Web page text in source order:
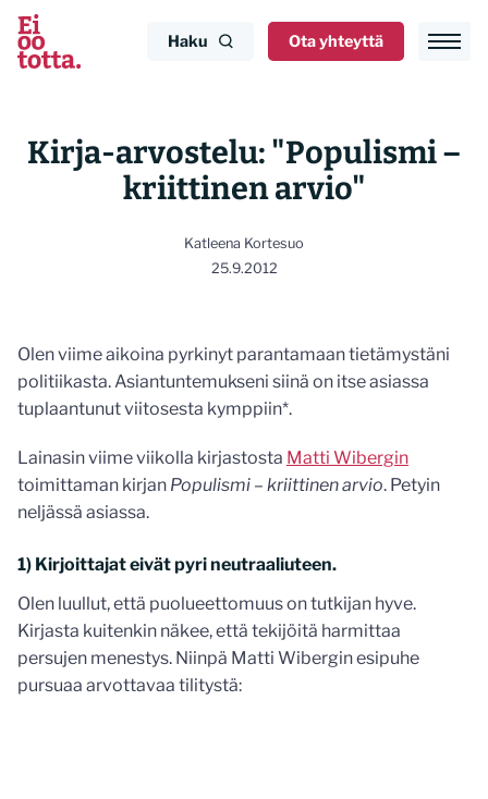
Siirry
sisältöön
Haku Ota yhteyttä
Kirja-arvostelu: "Populismi –
kriittinen arvio"
Katleena Kortesuo
25.9.2012
Olen viime aikoina pyrkinyt parantamaan tietämystäni
politiikasta. Asiantuntemukseni siinä on itse asiassa
tuplaantunut viitosesta kymppiin*.
Lainasin viime viikolla kirjastosta Matti Wibergin
toimittaman kirjan Populismi – kriittinen arvio. Petyin
neljässä asiassa.
1) Kirjoittajat eivät pyri neutraaliuteen.
Olen luullut, että puolueettomuus on tutkijan hyve.
Kirjasta kuitenkin näkee, että tekijöitä harmittaa
persujen menestys. Niinpä Matti Wibergin esipuhe
pursuaa arvottavaa tilitystä: